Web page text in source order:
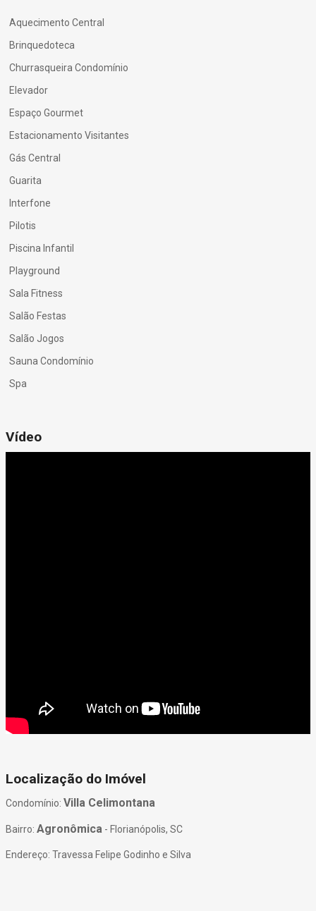
Aquecimento Central
Brinquedoteca
Churrasqueira Condomínio
Elevador
Espaço Gourmet
Estacionamento Visitantes
Gás Central
Guarita
Interfone
Pilotis
Piscina Infantil
Playground
Sala Fitness
Salão Festas
Salão Jogos
Sauna Condomínio
Spa
Vídeo
Localização do Imóvel
Condomínio: Villa Celimontana
Bairro: Agronômica - Florianópolis, SC
Endereço: Travessa Felipe Godinho e Silva